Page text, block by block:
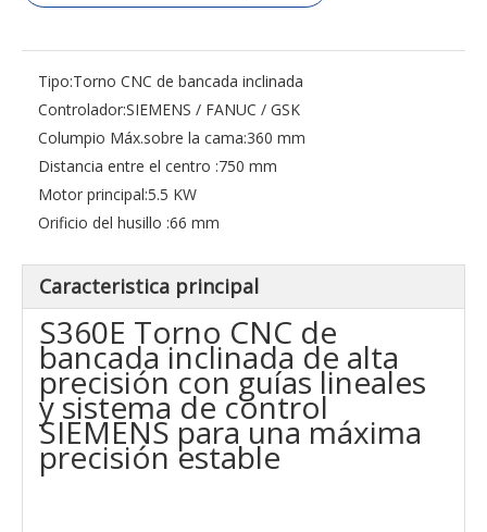
Tipo:Torno CNC de bancada inclinada
Controlador:SIEMENS / FANUC / GSK
Columpio Máx.sobre la cama:360 mm
Distancia entre el centro :750 mm
Motor principal:5.5 KW
Orificio del husillo :66 mm
Caracteristica principal
S360E Torno CNC de
bancada inclinada de alta
precisión con guías lineales
y sistema de control
SIEMENS para una máxima
precisión estable